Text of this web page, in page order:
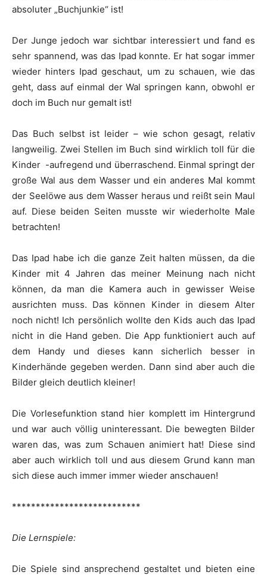
absoluter „Buchjunkie“ ist!
Der Junge jedoch war sichtbar interessiert und fand es
sehr spannend, was das Ipad konnte. Er hat sogar immer
wieder hinters Ipad geschaut, um zu schauen, wie das
geht, dass auf einmal der Wal springen kann, obwohl er
doch im Buch nur gemalt ist!
Das Buch selbst ist leider – wie schon gesagt, relativ
langweilig. Zwei Stellen im Buch sind wirklich toll für die
Kinder -aufregend und überraschend. Einmal springt der
große Wal aus dem Wasser und ein anderes Mal kommt
der Seelöwe aus dem Wasser heraus und reißt sein Maul
auf. Diese beiden Seiten musste wir wiederholte Male
betrachten!
Das Ipad habe ich die ganze Zeit halten müssen, da die
Kinder mit 4 Jahren das meiner Meinung nach nicht
können, da man die Kamera auch in gewisser Weise
ausrichten muss. Das können Kinder in diesem Alter
noch nicht! Ich persönlich wollte den Kids auch das Ipad
nicht in die Hand geben. Die App funktioniert auch auf
dem Handy und dieses kann sicherlich besser in
Kinderhände gegeben werden. Dann sind aber auch die
Bilder gleich deutlich kleiner!
Die Vorlesefunktion stand hier komplett im Hintergrund
und war auch völlig uninteressant. Die bewegten Bilder
waren das, was zum Schauen animiert hat! Diese sind
aber auch wirklich toll und aus diesem Grund kann man
sich diese auch immer immer wieder anschauen!
***************************
Die Lernspiele:
Die Spiele sind ansprechend gestaltet und bieten eine